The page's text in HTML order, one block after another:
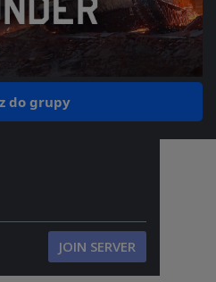
do grupy
JOIN SERVER